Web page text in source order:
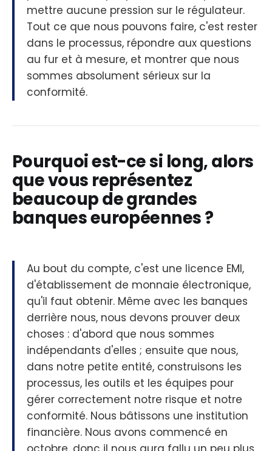
mettre aucune pression sur le régulateur.
Tout ce que nous pouvons faire, c'est rester
dans le processus, répondre aux questions
au fur et à mesure, et montrer que nous
sommes absolument sérieux sur la
conformité.
Pourquoi est-ce si long, alors
que vous représentez
beaucoup de grandes
banques européennes ?
Au bout du compte, c'est une licence EMI,
d'établissement de monnaie électronique,
qu'il faut obtenir. Même avec les banques
derrière nous, nous devons prouver deux
choses : d'abord que nous sommes
indépendants d'elles ; ensuite que nous,
dans notre petite entité, construisons les
processus, les outils et les équipes pour
gérer correctement notre risque et notre
conformité. Nous bâtissons une institution
financière. Nous avons commencé en